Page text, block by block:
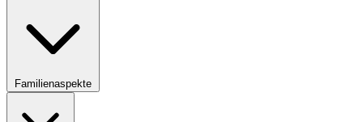
Familienaspekte